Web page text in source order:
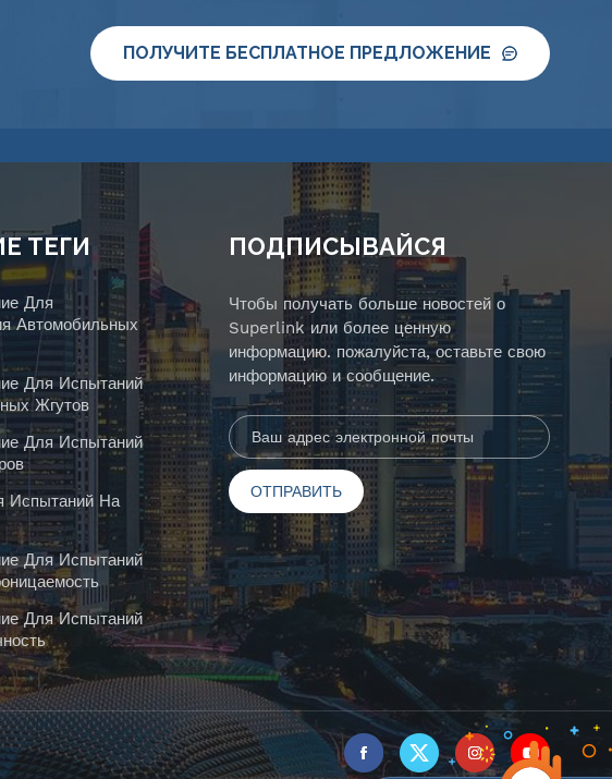
ПОЛУЧИТЕ БЕСПЛАТНОЕ ПРЕДЛОЖЕНИЕ
ПОДПИСЫВАЙСЯ
Чтобы получать больше новостей о
Superlink или более ценную
информацию. пожалуйста, оставьте свою
информацию и сообщение.
ТЕГИ
Для
Автомобильных
Для Испытаний
Жгутов
Для Испытаний
Испытаний На
Для Испытаний
Для Испытаний